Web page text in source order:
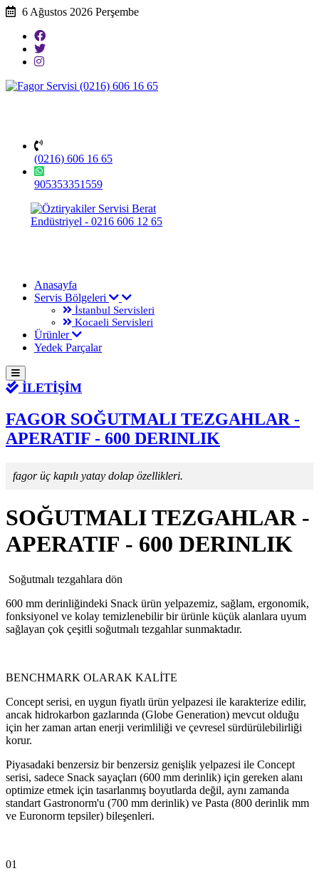
6 Ağustos 2026 Perşembe
(0216) 606 16 65
905353351559
Anasayfa
Servis Bölgeleri
İstanbul Servisleri
Kocaeli Servisleri
Ürünler
Yedek Parçalar
İLETİŞİM
FAGOR SOĞUTMALI TEZGAHLAR -
APERATIF - 600 DERINLIK
fagor üç kapılı yatay dolap özellikleri.
SOĞUTMALI TEZGAHLAR -
APERATIF - 600 DERINLIK
Soğutmalı tezgahlara dön
600 mm derinliğindeki Snack ürün yelpazemiz, sağlam, ergonomik,
fonksiyonel ve kolay temizlenebilir bir ürünle küçük alanlara uyum
sağlayan çok çeşitli soğutmalı tezgahlar sunmaktadır.
BENCHMARK OLARAK KALİTE
Concept serisi, en uygun fiyatlı ürün yelpazesi ile karakterize edilir,
ancak hidrokarbon gazlarında (Globe Generation) mevcut olduğu
için her zaman artan enerji verimliliği ve çevresel sürdürülebilirliği
korur.
Piyasadaki benzersiz bir benzersiz genişlik yelpazesi ile Concept
serisi, sadece Snack sayaçları (600 mm derinlik) için gereken alanı
optimize etmek için tasarlanmış boyutlarda değil, aynı zamanda
standart Gastronorm'u (700 mm derinlik) ve Pasta (800 derinlik mm
ve Euronorm tepsiler) bileşenleri.
01